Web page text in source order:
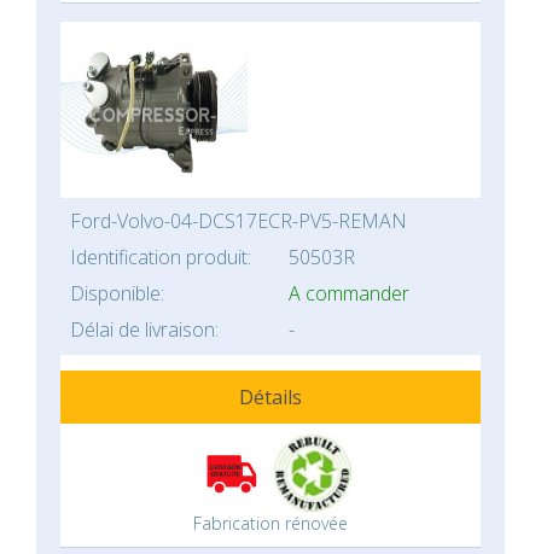
Ford-Volvo-04-DCS17ECR-PV5-REMAN
Identification produit:
50503R
Disponible:
A commander
Délai de livraison:
-
Détails
Fabrication rénovée